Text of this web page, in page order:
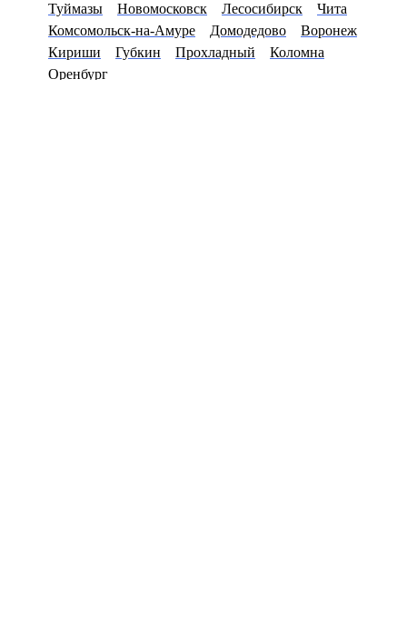
Туймазы
Новомосковск Лесосибирск
Чита
Комсомольск-на-Амуре
Домодедово
Воронеж
Кириши
Губкин Прохладный
Коломна
Оренбург